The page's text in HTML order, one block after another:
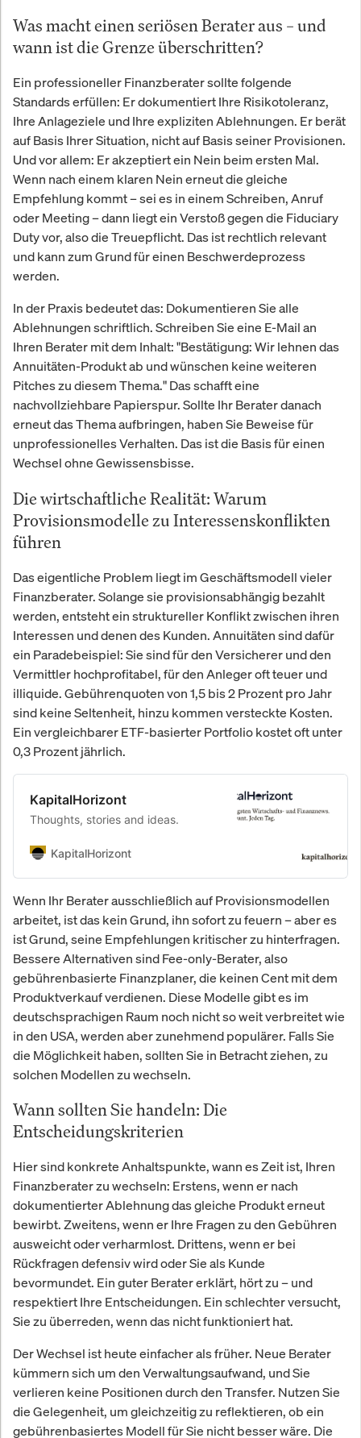
Was macht einen seriösen Berater aus – und
wann ist die Grenze überschritten?
Ein professioneller Finanzberater sollte folgende
Standards erfüllen: Er dokumentiert Ihre Risikotoleranz,
Ihre Anlageziele und Ihre expliziten Ablehnungen. Er berät
auf Basis Ihrer Situation, nicht auf Basis seiner Provisionen.
Und vor allem: Er akzeptiert ein Nein beim ersten Mal.
Wenn nach einem klaren Nein erneut die gleiche
Empfehlung kommt – sei es in einem Schreiben, Anruf
oder Meeting – dann liegt ein Verstoß gegen die Fiduciary
Duty vor, also die Treuepflicht. Das ist rechtlich relevant
und kann zum Grund für einen Beschwerdeprozess
werden.
In der Praxis bedeutet das: Dokumentieren Sie alle
Ablehnungen schriftlich. Schreiben Sie eine E-Mail an
Ihren Berater mit dem Inhalt: "Bestätigung: Wir lehnen das
Annuitäten-Produkt ab und wünschen keine weiteren
Pitches zu diesem Thema." Das schafft eine
nachvollziehbare Papierspur. Sollte Ihr Berater danach
erneut das Thema aufbringen, haben Sie Beweise für
unprofessionelles Verhalten. Das ist die Basis für einen
Wechsel ohne Gewissensbisse.
Die wirtschaftliche Realität: Warum
Provisionsmodelle zu Interessenskonflikten
führen
Das eigentliche Problem liegt im Geschäftsmodell vieler
Finanzberater. Solange sie provisionsabhängig bezahlt
werden, entsteht ein struktureller Konflikt zwischen ihren
Interessen und denen des Kunden. Annuitäten sind dafür
ein Paradebeispiel: Sie sind für den Versicherer und den
Vermittler hochprofitabel, für den Anleger oft teuer und
illiquide. Gebührenquoten von 1,5 bis 2 Prozent pro Jahr
sind keine Seltenheit, hinzu kommen versteckte Kosten.
Ein vergleichbarer ETF-basierter Portfolio kostet oft unter
0,3 Prozent jährlich.
KapitalHorizont
Thoughts, stories and ideas.
KapitalHorizont
Wenn Ihr Berater ausschließlich auf Provisionsmodellen
arbeitet, ist das kein Grund, ihn sofort zu feuern – aber es
ist Grund, seine Empfehlungen kritischer zu hinterfragen.
Bessere Alternativen sind Fee-only-Berater, also
gebührenbasierte Finanzplaner, die keinen Cent mit dem
Produktverkauf verdienen. Diese Modelle gibt es im
deutschsprachigen Raum noch nicht so weit verbreitet wie
in den USA, werden aber zunehmend populärer. Falls Sie
die Möglichkeit haben, sollten Sie in Betracht ziehen, zu
solchen Modellen zu wechseln.
Wann sollten Sie handeln: Die
Entscheidungskriterien
Hier sind konkrete Anhaltspunkte, wann es Zeit ist, Ihren
Finanzberater zu wechseln: Erstens, wenn er nach
dokumentierter Ablehnung das gleiche Produkt erneut
bewirbt. Zweitens, wenn er Ihre Fragen zu den Gebühren
ausweicht oder verharmlost. Drittens, wenn er bei
Rückfragen defensiv wird oder Sie als Kunde
bevormundet. Ein guter Berater erklärt, hört zu – und
respektiert Ihre Entscheidungen. Ein schlechter versucht,
Sie zu überreden, wenn das nicht funktioniert hat.
Der Wechsel ist heute einfacher als früher. Neue Berater
kümmern sich um den Verwaltungsaufwand, und Sie
verlieren keine Positionen durch den Transfer. Nutzen Sie
die Gelegenheit, um gleichzeitig zu reflektieren, ob ein
gebührenbasiertes Modell für Sie nicht besser wäre. Die